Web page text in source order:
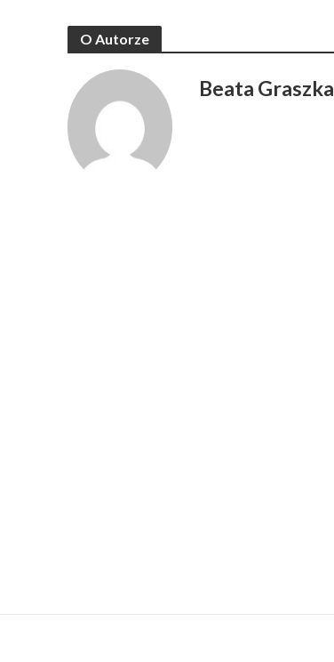
O Autorze
Beata Graszka